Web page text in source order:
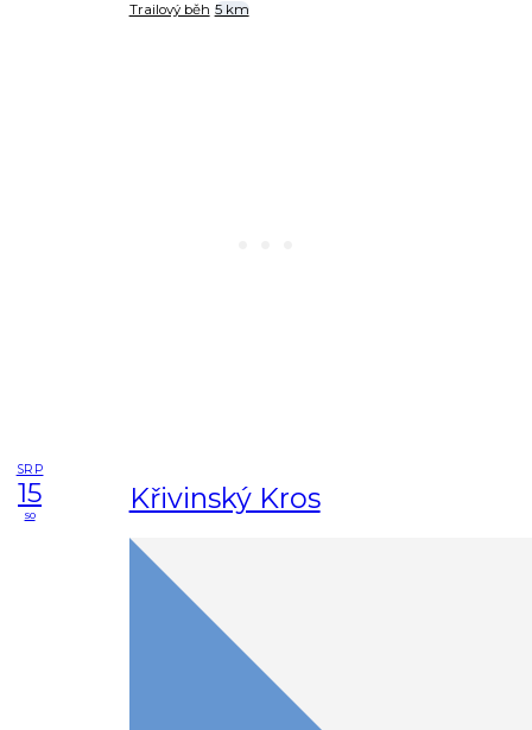
Trailový běh 5 km
SRP
15
so Křivinský Kros